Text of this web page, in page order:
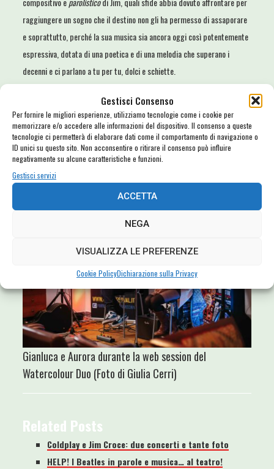
Gestisci Consenso
Per fornire le migliori esperienze, utilizziamo tecnologie come i cookie per
memorizzare e/o accedere alle informazioni del dispositivo. Il consenso a queste
tecnologie ci permetterà di elaborare dati come il comportamento di navigazione o
ID unici su questo sito. Non acconsentire o ritirare il consenso può influire
negativamente su alcune caratteristiche e funzioni.
Gestisci servizi
ACCETTA
NEGA
VISUALIZZA LE PREFERENZE
Cookie PolicyDichiarazione sulla Privacy
raggiungere un sogno che il destino non gli ha permesso di assaporare
e soprattutto, perché la sua musica sia ancora oggi così potentemente
espressiva, dotata di una poetica e di una melodia che superano i
decenni e ci parlano a tu per tu, dolci e schiette.
Lo spettacolo sarà accompagnato dalle sapienti chitarre e dalle voci di
Alberto BurattinieGianluca Bonamano, e diretto dalla narrazione
diAurora Garofolo: ma per farvi entrare di più nel mondo diJim
Croce, il racconto sarà arricchito con immagini, voci… e un QR Code
per accedere ai bellissimi testi delle canzoni che saranno proposte, in
lingua originale e tradotti in italiano!
Gianluca e Aurora durante la web session del
Watercolour Duo (Foto di Giulia Cerri)
Related Posts
Coldplay e Jim Croce: due concerti e tante foto
HELP! I Beatles in parole e musica… al teatro!